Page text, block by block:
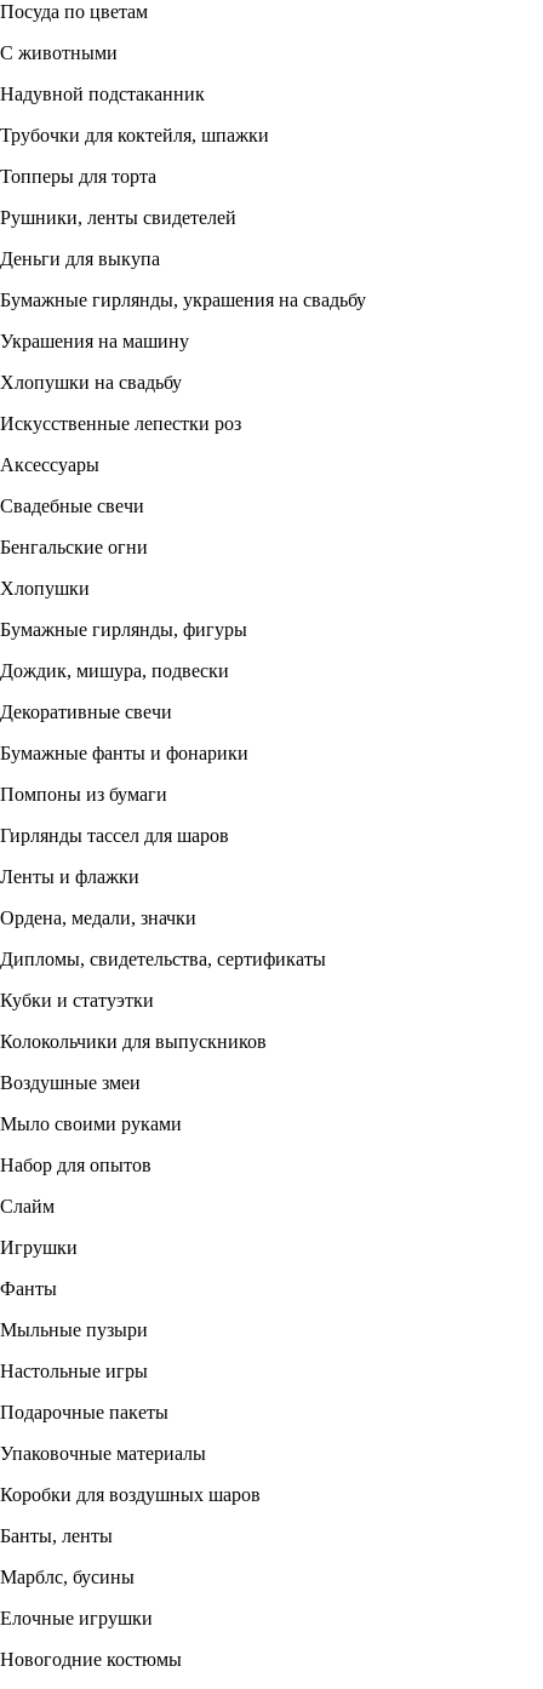
Посуда по цветам
С животными
Надувной подстаканник
Трубочки для коктейля, шпажки
Топперы для торта
Рушники, ленты свидетелей
Деньги для выкупа
Бумажные гирлянды, украшения на свадьбу
Украшения на машину
Хлопушки на свадьбу
Искусственные лепестки роз
Аксессуары
Свадебные свечи
Бенгальские огни
Хлопушки
Бумажные гирлянды, фигуры
Дождик, мишура, подвески
Декоративные свечи
Бумажные фанты и фонарики
Помпоны из бумаги
Гирлянды тассел для шаров
Ленты и флажки
Ордена, медали, значки
Дипломы, свидетельства, сертификаты
Кубки и статуэтки
Колокольчики для выпускников
Воздушные змеи
Мыло своими руками
Набор для опытов
Слайм
Игрушки
Фанты
Мыльные пузыри
Настольные игры
Подарочные пакеты
Упаковочные материалы
Коробки для воздушных шаров
Банты, ленты
Марблс, бусины
Елочные игрушки
Новогодние костюмы